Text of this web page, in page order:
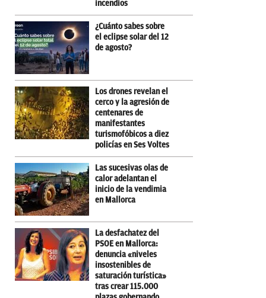
incendios
¿Cuánto sabes sobre
el eclipse solar del 12
de agosto?
Los drones revelan el
cerco y la agresión de
centenares de
manifestantes
turismofóbicos a diez
policías en Ses Voltes
Las sucesivas olas de
calor adelantan el
inicio de la vendimia
en Mallorca
La desfachatez del
PSOE en Mallorca:
denuncia «niveles
insostenibles de
saturación turística»
tras crear 115.000